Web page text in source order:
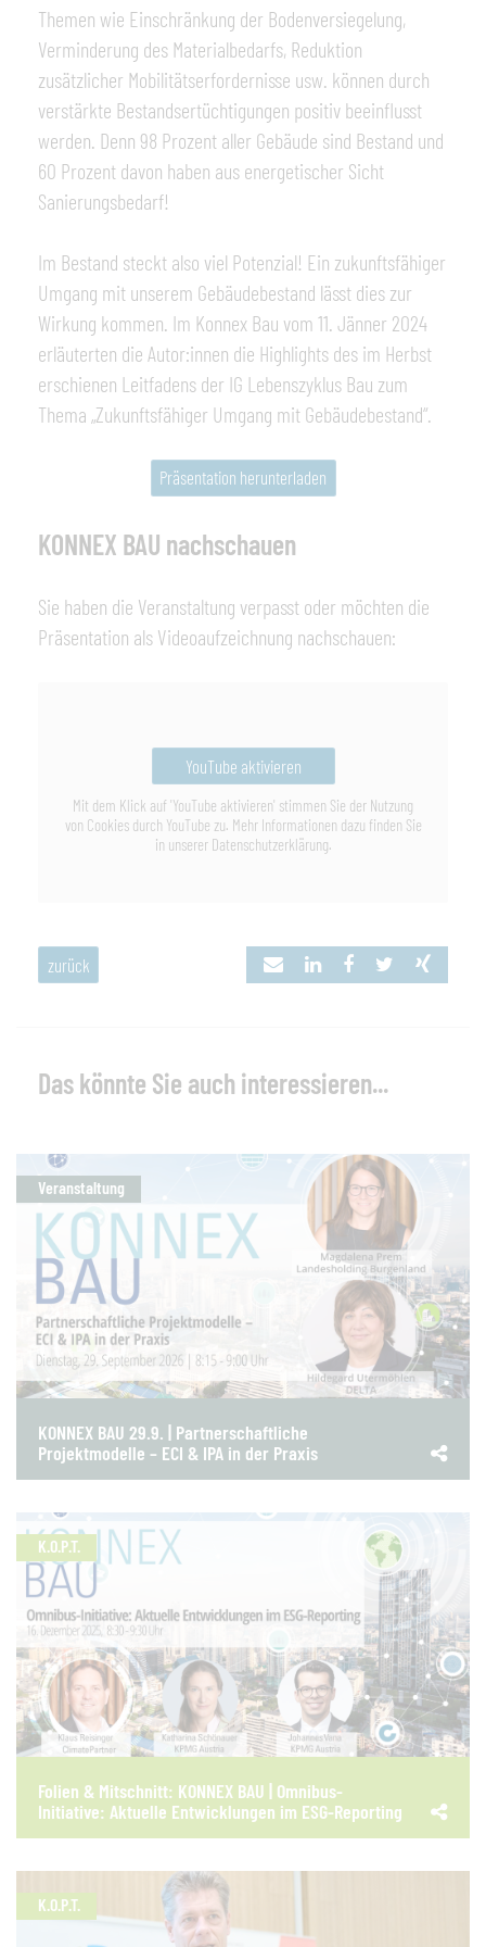
Themen wie Einschränkung der Bodenversiegelung,
Verminderung des Materialbedarfs, Reduktion
zusätzlicher Mobilitätserfordernisse usw. können durch
verstärkte Bestandsertüchtigungen positiv beeinflusst
werden. Denn 98 Prozent aller Gebäude sind Bestand und
60 Prozent davon haben aus energetischer Sicht
Sanierungsbedarf!
Im Bestand steckt also viel Potenzial! Ein zukunftsfähiger
Umgang mit unserem Gebäudebestand lässt dies zur
Wirkung kommen. Im Konnex Bau vom 11. Jänner 2024
erläuterten die Autor:innen die Highlights des im Herbst
erschienen Leitfadens der IG Lebenszyklus Bau zum
Thema „Zukunftsfähiger Umgang mit Gebäudebestand“.
Präsentation herunterladen
KONNEX BAU nachschauen
Sie haben die Veranstaltung verpasst oder möchten die
Präsentation als Videoaufzeichnung nachschauen:
YouTube aktivieren
Mit dem Klick auf 'YouTube aktivieren' stimmen Sie der Nutzung
von Cookies durch YouTube zu. Mehr Informationen dazu finden Sie
in unserer Datenschutzerklärung.
zurück
Das könnte Sie auch interessieren...
Veranstaltung
KONNEX BAU 29.9. | Partnerschaftliche
Projektmodelle – ECI & IPA in der Praxis
K.O.P.T.
Folien & Mitschnitt: KONNEX BAU | Omnibus-
Initiative: Aktuelle Entwicklungen im ESG-Reporting
K.O.P.T.